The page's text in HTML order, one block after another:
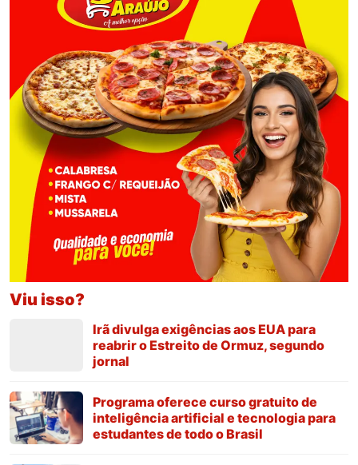
Viu isso?
Irã divulga exigências aos EUA para
reabrir o Estreito de Ormuz, segundo
jornal
Programa oferece curso gratuito de
inteligência artificial e tecnologia para
estudantes de todo o Brasil